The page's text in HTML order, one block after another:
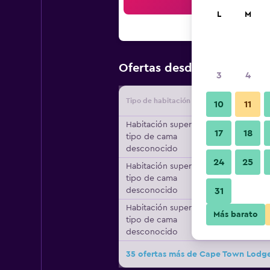
Ofertas desde Oferta
Tipo de habitación
Habitación superior,
tipo de cama
desconocido
Habitación superior,
tipo de cama
desconocido
Habitación superior,
tipo de cama
desconocido
35 ofertas más de Cape Town
L M
3 4
10 11
17 18
24 25
31
Más barato